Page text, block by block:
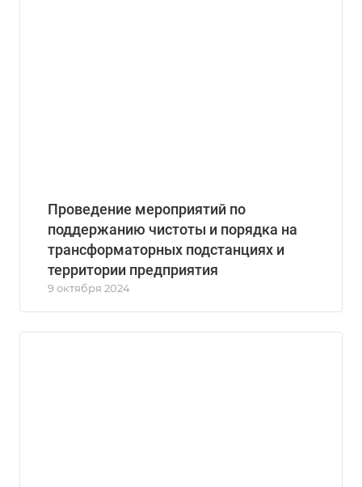
Проведение мероприятий по
поддержанию чистоты и порядка на
трансформаторных подстанциях и
территории предприятия
9 октября 2024